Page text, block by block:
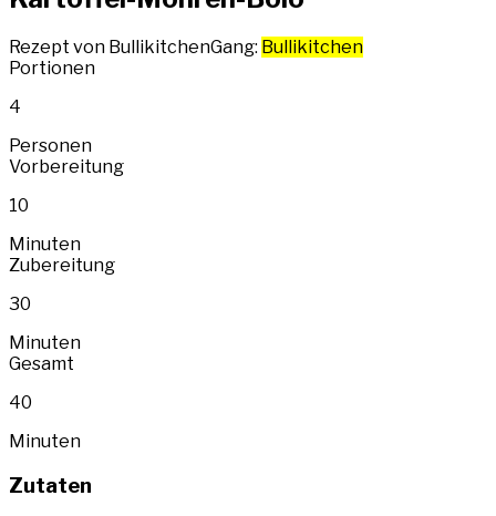
Rezept von BullikitchenGang: Bullikitchen
Portionen
4
Personen
Vorbereitung
10
Minuten
Zubereitung
30
Minuten
Gesamt
40
Minuten
Zutaten